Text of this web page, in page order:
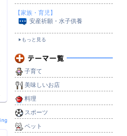
【家族・育児】
安産祈願・水子供養
もっと見る
子育て
美味しいお店
料理
スポーツ
ペット